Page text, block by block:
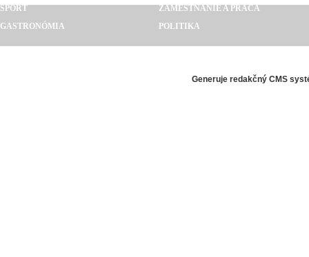
ŠPORT
GASTRONÓMIA
ZAMESTNANIE A PRÁCA
POLITIKA
Generuje redakčný CMS